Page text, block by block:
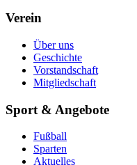
Verein
Über uns
Geschichte
Vorstandschaft
Mitgliedschaft
Sport & Angebote
Fußball
Sparten
Aktuelles